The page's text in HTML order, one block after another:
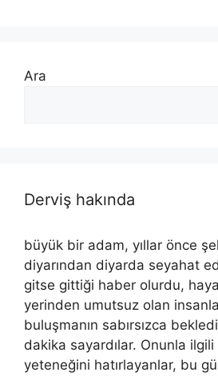
Ara
Derviş hakında
büyük bir adam, yıllar önce
diyarından diyarda seyahat
gitse gittiği haber olurdu,
yerinden umutsuz olan
buluşmanın sabırsızca
dakika sayardılar. Onunla ilgili
yeteneğini hatırlayanlar, bu